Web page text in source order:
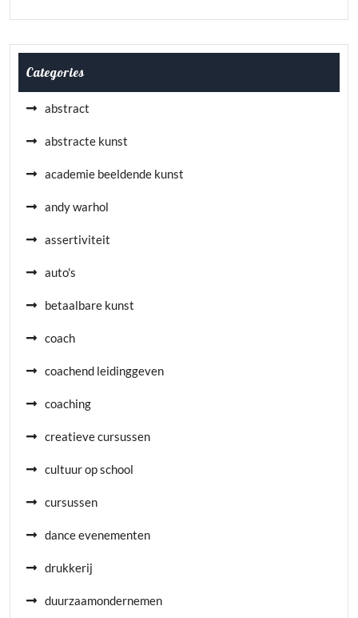
Categories
abstract
abstracte kunst
academie beeldende kunst
andy warhol
assertiviteit
auto's
betaalbare kunst
coach
coachend leidinggeven
coaching
creatieve cursussen
cultuur op school
cursussen
dance evenementen
drukkerij
duurzaamondernemen